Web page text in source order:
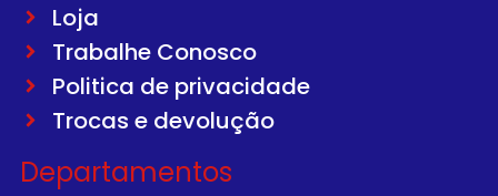
Loja
Trabalhe Conosco
Politica de privacidade
Trocas e devolução
Departamentos